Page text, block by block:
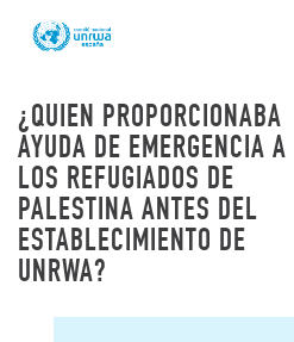
¿QUIEN PROPORCIONABA
AYUDA DE EMERGENCIA A
LOS REFUGIADOS DE
PALESTINA ANTES DEL
ESTABLECIMIENTO DE
UNRWA?